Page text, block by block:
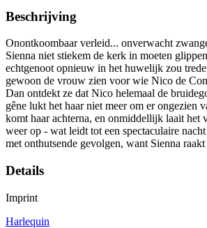
Beschrijving
Onontkoombaar verleid... onverwacht
Sienna niet stiekem de kerk in moeten
echtgenoot opnieuw in het huwelijk zou
gewoon de vrouw zien voor wie Nico de
Dan ontdekt ze dat Nico helemaal de
gêne lukt het haar niet meer om er ongezien
komt haar achterna, en onmiddellijk laait het
weer op - wat leidt tot een spectaculaire
met onthutsende gevolgen, want Sienna
Details
Imprint
Harlequin